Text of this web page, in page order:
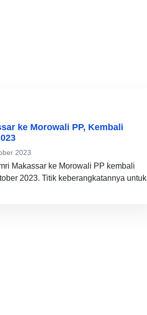
ke Morowali PP, Kembali
2023
Makassar ke Morowali PP kembali
2023. Titik keberangkatannya untuk